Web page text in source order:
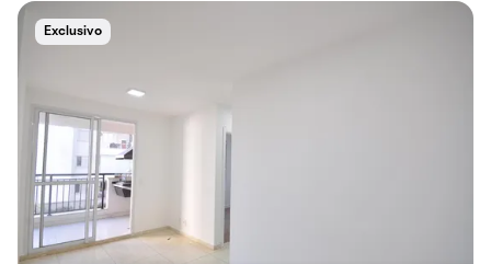
Exclusivo